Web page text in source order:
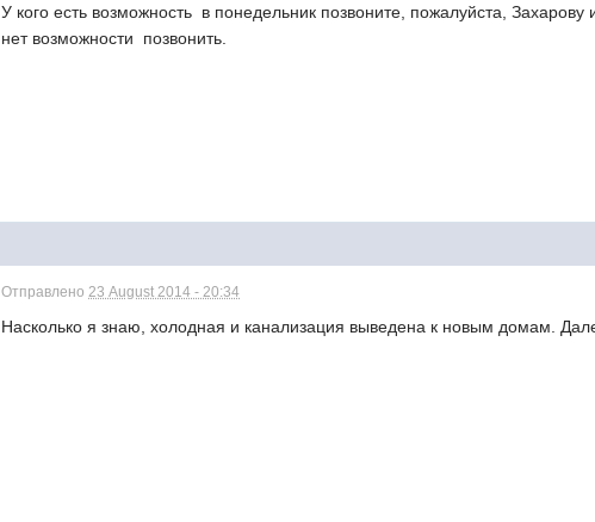
У кого есть возможность в понедельник позвоните, пожалуйста,
нет возможности позвонить.
Отправлено23 August 2014 - 20:34
Насколько я знаю, холодная и канализация выведена к новым домам.